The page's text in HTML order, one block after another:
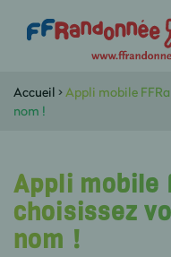
Accueil >Appli mobile
nom !
Appli mobile
choisissez
nom !